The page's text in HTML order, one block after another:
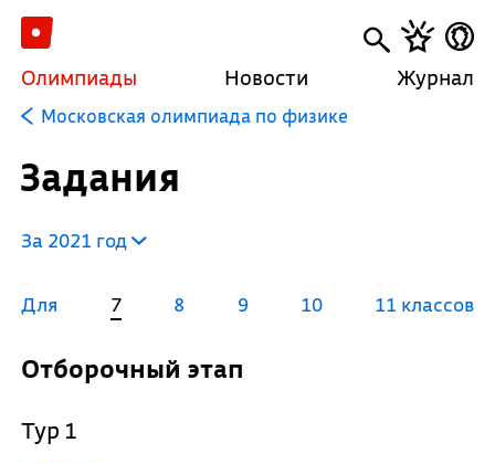
Олимпиады Новости Журнал
Московская олимпиада по физике
Задания
За 2021 год
Для 7 8 9 10 11 классов
Отборочный этап
Тур 1